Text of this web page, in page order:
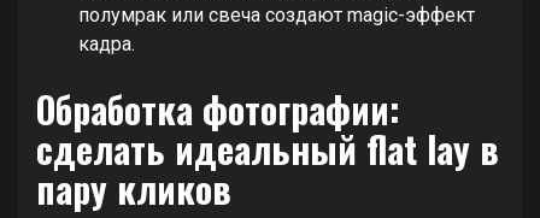
полумрак или свеча создают magic-эффект
кадра.
Обработка фотографии:
сделать идеальный flat lay в
пару кликов